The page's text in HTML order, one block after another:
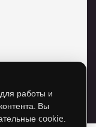
разрешить
контента.
работы и
Вы
cookie.